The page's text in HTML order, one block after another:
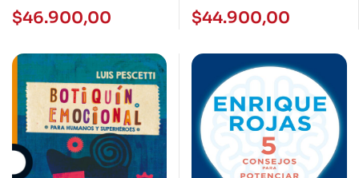
VIDA PLENA
$46.900,00
TODO LIDER DEBERIA
LEER
$44.900,00